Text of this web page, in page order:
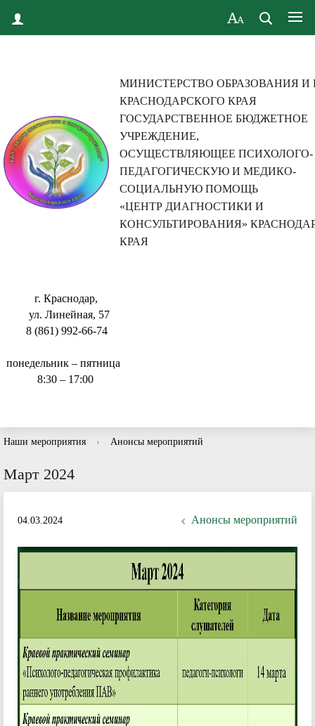
МИНИСТЕРСТВО ОБРАЗОВАНИЯ И
КРАСНОДАРСКОГО КРАЯ
ГОСУДАРСТВЕННОЕ БЮДЖЕТНОЕ
УЧРЕЖДЕНИЕ,
ОСУЩЕСТВЛЯЮЩЕЕ ПСИХОЛОГО-
ПЕДАГОГИЧЕСКУЮ И МЕДИКО-
СОЦИАЛЬНУЮ ПОМОЩЬ
«ЦЕНТР ДИАГНОСТИКИ И
КОНСУЛЬТИРОВАНИЯ»
КРАЯ
г. Краснодар,
ул. Линейная, 57
8 (861) 992-66-74
понедельник – пятница
8:30 – 17:00
Наши мероприятия › Анонсы мероприятий
Март 2024
04.03.2024 Анонсы мероприятий